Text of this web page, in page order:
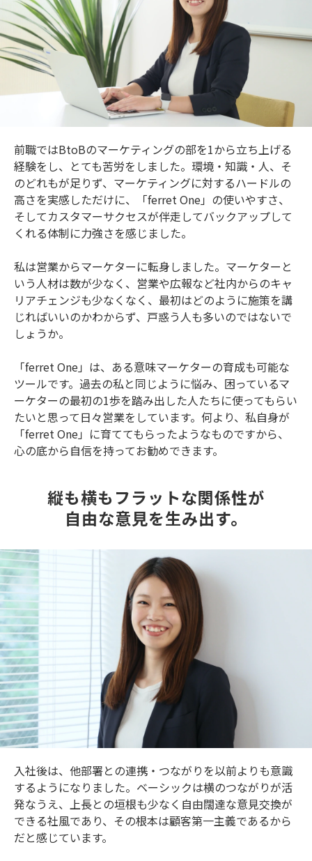
前職ではBtoBのマーケティングの部を1から立ち上げる
経験をし、とても苦労をしました。環境・知識・人、そ
のどれもが足りず、マーケティングに対するハードルの
高さを実感しただけに、「ferret One」の使いやすさ、
そしてカスタマーサクセスが伴走してバックアップして
くれる体制に力強さを感じました。
私は営業からマーケターに転身しました。マーケターと
いう人材は数が少なく、営業や広報など社内からのキャ
リアチェンジも少なくなく、最初はどのように施策を講
じればいいのかわからず、戸惑う人も多いのではないで
しょうか。
「ferret One」は、ある意味マーケターの育成も可能な
ツールです。過去の私と同じように悩み、困っているマ
ーケターの最初の1歩を踏み出した人たちに使ってもらい
たいと思って日々営業をしています。何より、私自身が
「ferret One」に育ててもらったようなものですから、
心の底から自信を持ってお勧めできます。
縦も横もフラットな関係性が
自由な意見を生み出す。
入社後は、他部署との連携・つながりを以前よりも意識
するようになりました。ベーシックは横のつながりが活
発なうえ、上長との垣根も少なく自由闊達な意見交換が
できる社風であり、その根本は顧客第一主義であるから
だと感じています。